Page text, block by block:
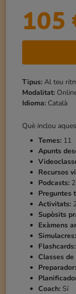
105
Tipus: Al teu
Modalitat:
Idioma: Català
Què inclou
Temes: 11
Apunts
Recursos
Podcasts:
Preguntes
Activitats:
Supòsits
Exàmens
Simulacres:
Flashcards:
Classes
Preparador:
Coach: Sí